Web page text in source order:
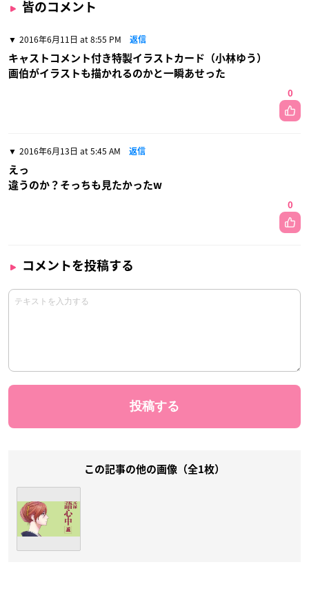
皆のコメント
2016年6月11日 at 8:55 PM 返信
キャストコメント付き特製イラストカード（小林ゆう）
画伯がイラストも描かれるのかと一瞬あせった
0
2016年6月13日 at 5:45 AM 返信
えっ
違うのか？そっちも見たかったw
0
コメントを投稿する
この記事の他の画像（全1枚）